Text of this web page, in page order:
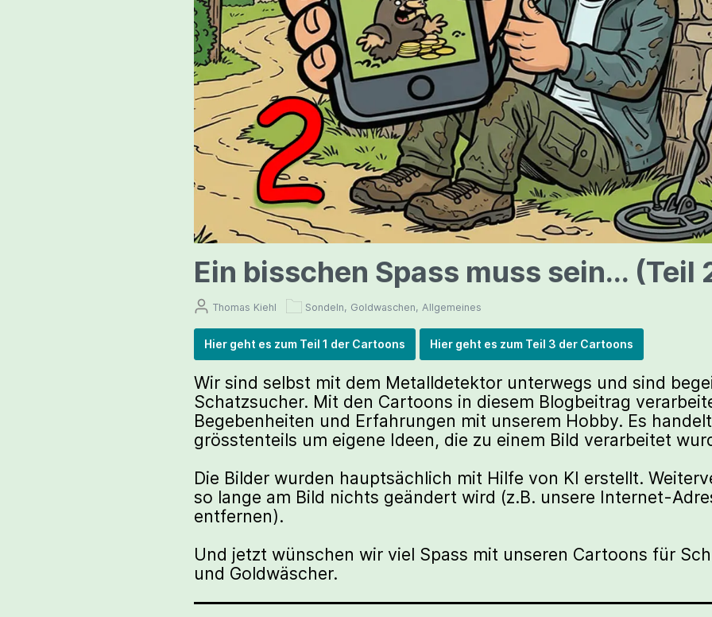
Ein bisschen Spass muss sein... (Teil
Thomas Kiehl Sondeln, Goldwaschen, Allgemeines
Hier geht es zum Teil 1 der Cartoons Hier geht es zum Teil 3 der Cartoons
Wir sind selbst mit dem Metalldetektor unterwegs und sind
Schatzsucher. Mit den Cartoons in diesem Blogbeitrag
Begebenheiten und Erfahrungen mit unserem Hobby. Es
grösstenteils um eigene Ideen, die zu einem Bild verarbeitet
Die Bilder wurden hauptsächlich mit Hilfe von KI erstellt.
so lange am Bild nichts geändert wird (z.B. unsere Internet-
entfernen).
Und jetzt wünschen wir viel Spass mit unseren Cartoons für
und Goldwäscher.